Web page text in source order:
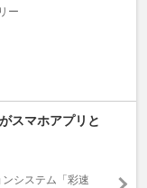
ー
スマホアプリと
システム「彩速